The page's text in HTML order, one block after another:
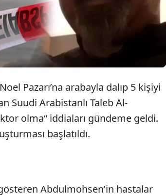
Pazarı’na arabayla dalıp 5 kişiyi
Suudi Arabistanlı Taleb Al-
olma“ iddiaları gündeme geldi.
başlatıldı.
Abdulmohsen’in hastalar